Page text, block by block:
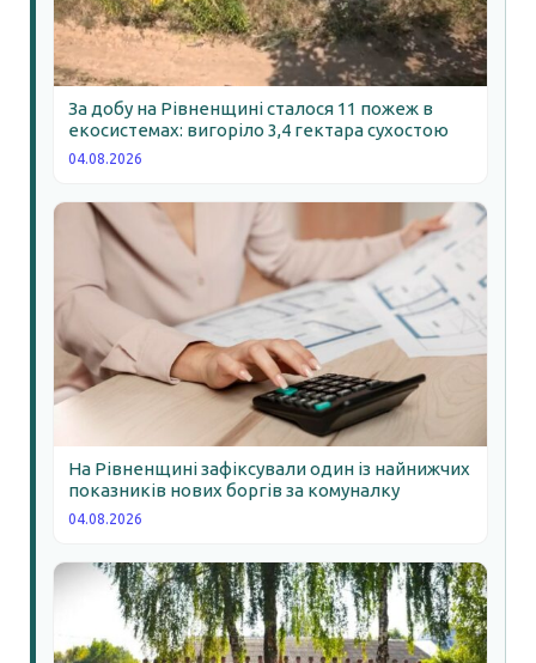
За добу на Рівненщині сталося 11 пожеж в
екосистемах: вигоріло 3,4 гектара сухостою
04.08.2026
На Рівненщині зафіксували один із найнижчих
показників нових боргів за комуналку
04.08.2026